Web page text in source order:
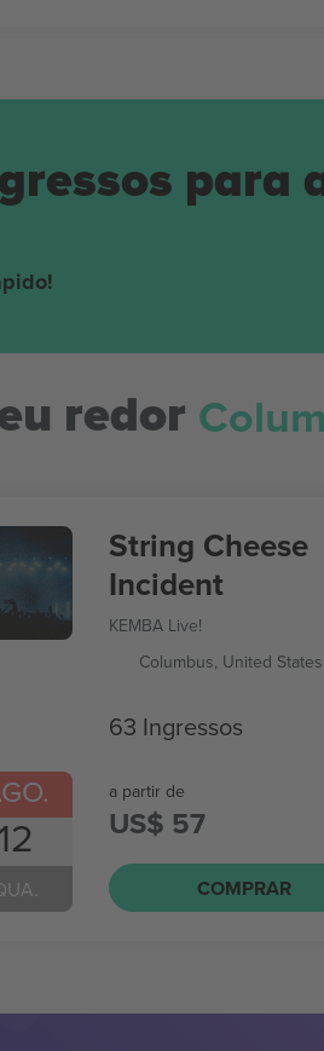
para
redor
String Cheese
Incident
KEMBA Live!
Columbus, United States
63 Ingressos
a partir de
US$ 57
COMPRAR